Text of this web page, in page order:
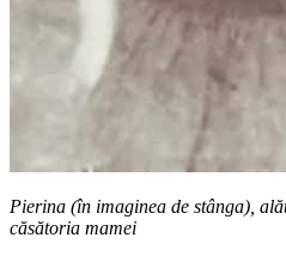
Pierina (în imaginea de stânga),
căsătoria mamei